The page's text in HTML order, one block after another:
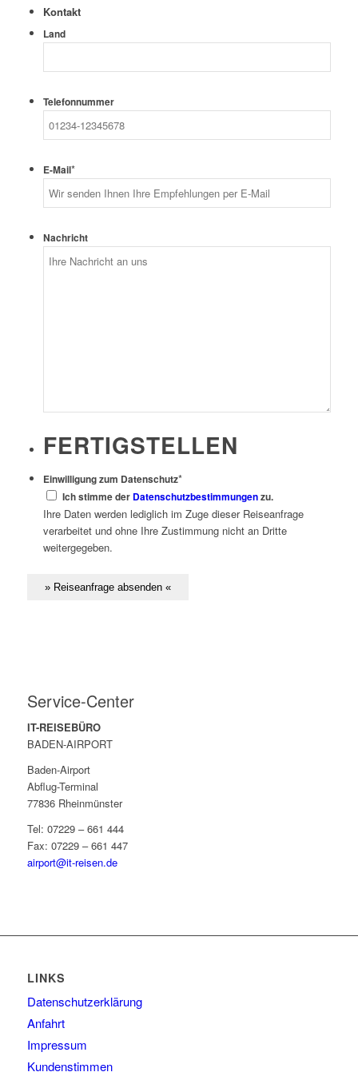
Kontakt
Land
Telefonnummer
E-Mail*
Nachricht
FERTIGSTELLEN
Einwilligung zum Datenschutz*
Ich stimme der Datenschutzbestimmungenzu.
Ihre Daten werden lediglich im Zuge dieser Reiseanfrage
verarbeitet und ohne Ihre Zustimmung nicht an Dritte
weitergegeben.
Service-Center
IT-REISEBÜRO
BADEN-AIRPORT
Baden-Airport
Abflug-Terminal
77836 Rheinmünster
Tel: 07229 – 661 444
Fax: 07229 – 661 447
airport@it-reisen.de
LINKS
Datenschutzerklärung
Anfahrt
Impressum
Kundenstimmen